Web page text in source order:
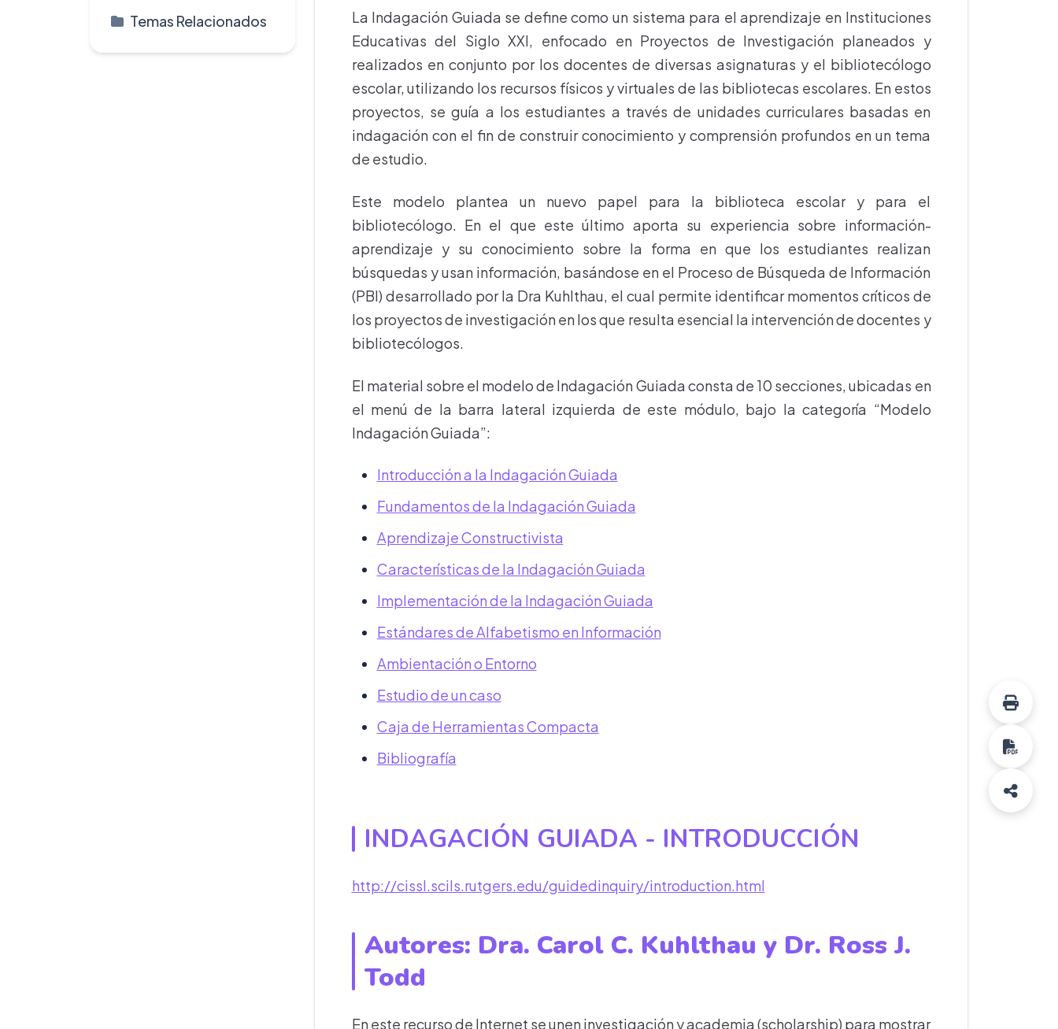
Temas Relacionados
La Indagación Guiada se define como un sistema para el aprendizaje en Instituciones
Educativas del Siglo XXI, enfocado en Proyectos de Investigación planeados y
realizados en conjunto por los docentes de diversas asignaturas y el bibliotecólogo
escolar, utilizando los recursos físicos y virtuales de las bibliotecas escolares. En estos
proyectos, se guía a los estudiantes a través de unidades curriculares basadas en
indagación con el fin de construir conocimiento y comprensión profundos en un tema
de estudio.
Este modelo plantea un nuevo papel para la biblioteca escolar y para el
bibliotecólogo. En el que este último aporta su experiencia sobre información-
aprendizaje y su conocimiento sobre la forma en que los estudiantes realizan
búsquedas y usan información, basándose en el Proceso de Búsqueda de Información
(PBI) desarrollado por la Dra Kuhlthau, el cual permite identificar momentos críticos de
los proyectos de investigación en los que resulta esencial la intervención de docentes y
bibliotecólogos.
El material sobre el modelo de Indagación Guiada consta de 10 secciones, ubicadas en
el menú de la barra lateral izquierda de este módulo, bajo la categoría “Modelo
Indagación Guiada”:
Introducción a la Indagación Guiada
Fundamentos de la Indagación Guiada
Aprendizaje Constructivista
Características de la Indagación Guiada
Implementación de la Indagación Guiada
Estándares de Alfabetismo en Información
Ambientación o Entorno
Estudio de un caso
Caja de Herramientas Compacta
Bibliografía
INDAGACIÓN GUIADA - INTRODUCCIÓN
http://cissl.scils.rutgers.edu/guidedinquiry/introduction.html
Autores: Dra. Carol C. Kuhlthau y Dr. Ross J.
Todd
En este recurso de Internet se unen investigación y academia (scholarship) para mostrar